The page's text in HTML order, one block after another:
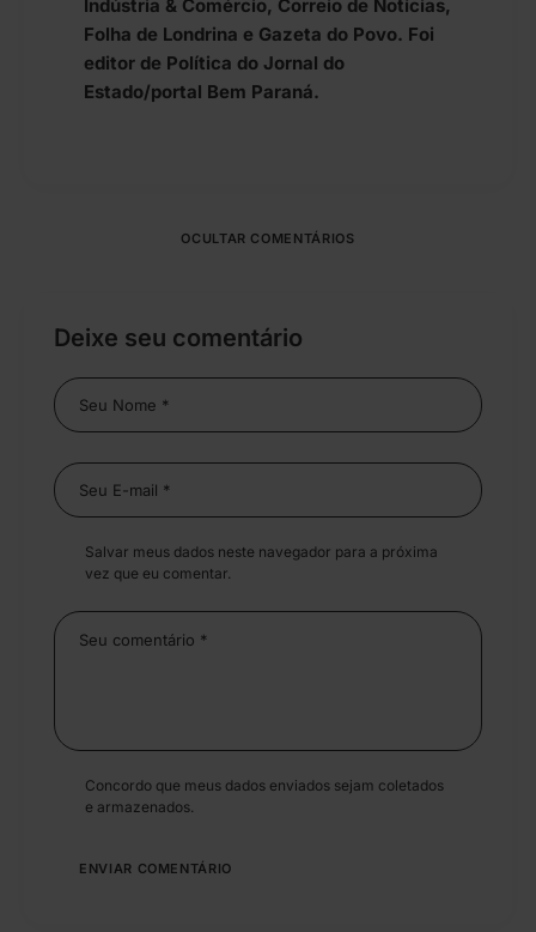
Indústria & Comércio, Correio de Notícias,
Folha de Londrina e Gazeta do Povo. Foi
editor de Política do Jornal do
Estado/portal Bem Paraná.
OCULTAR COMENTÁRIOS
Deixe seu comentário
Salvar meus dados neste navegador para a próxima
vez que eu comentar.
Concordo que meus dados enviados sejam coletados
e armazenados.